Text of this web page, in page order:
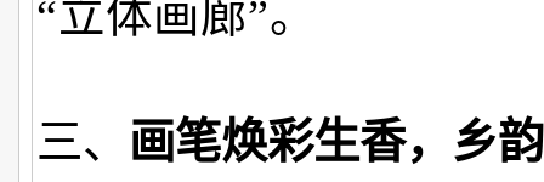
“立体画廊”。
三、 画笔焕彩生香，乡